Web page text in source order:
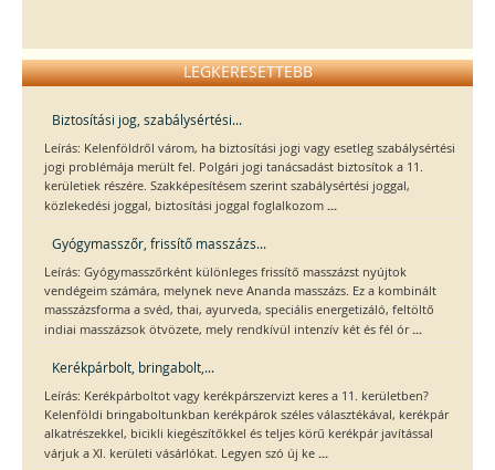
LEGKERESETTEBB
Biztosítási jog, szabálysértési...
Leírás: Kelenföldről várom, ha biztosítási jogi vagy esetleg szabálysértési
jogi problémája merült fel. Polgári jogi tanácsadást biztosítok a 11.
kerületiek részére. Szakképesítésem szerint szabálysértési joggal,
közlekedési joggal, biztosítási joggal foglalkozom ...
Gyógymasszőr, frissítő masszázs...
Leírás: Gyógymasszőrként különleges frissítő masszázst nyújtok
vendégeim számára, melynek neve Ananda masszázs. Ez a kombinált
masszázsforma a svéd, thai, ayurveda, speciális energetizáló, feltöltő
indiai masszázsok ötvözete, mely rendkívül intenzív két és fél ór ...
Kerékpárbolt, bringabolt,...
Leírás: Kerékpárboltot vagy kerékpárszervizt keres a 11. kerületben?
Kelenföldi bringaboltunkban kerékpárok széles választékával, kerékpár
alkatrészekkel, bicikli kiegészítőkkel és teljes körű kerékpár javítással
várjuk a XI. kerületi vásárlókat. Legyen szó új ke ...